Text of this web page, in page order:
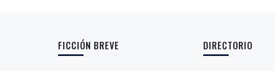
FICCIÓN BREVE DIRECTORIO